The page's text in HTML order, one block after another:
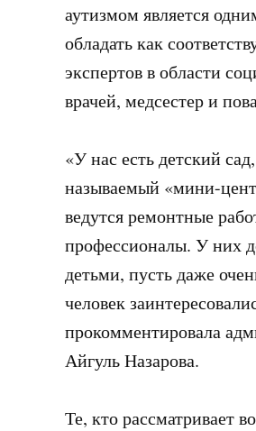
аутизмом является
обладать как
экспертов в области
врачей, медсестер и
«У нас есть детский
называемый «мини-
ведутся ремонтные
профессионалы. У них
детьми, пусть даже
человек
прокомментировала
Айгуль Назарова.
Те, кто рассматривает